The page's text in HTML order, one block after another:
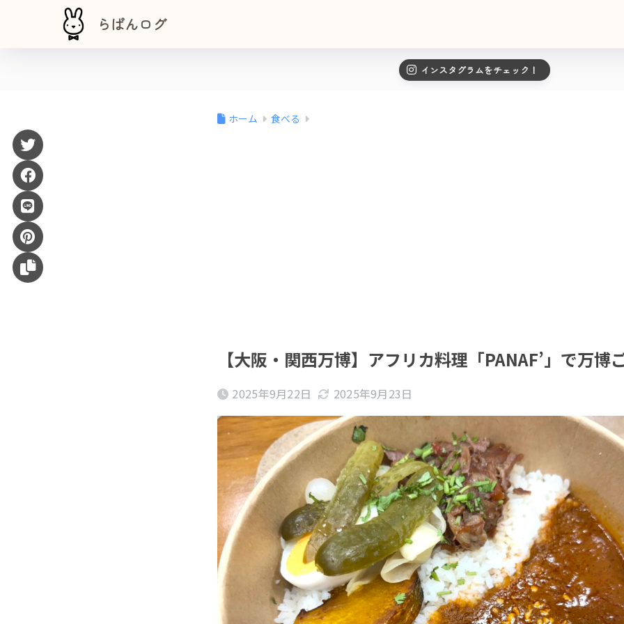
らぱんログ
インスタグラムをチェック！
ホーム 食べる
【大阪・関西万博】アフリカ料理「PANAF’」で万博
2025年9月22日 2025年9月23日